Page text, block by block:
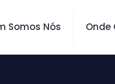
Somos Nós Onde